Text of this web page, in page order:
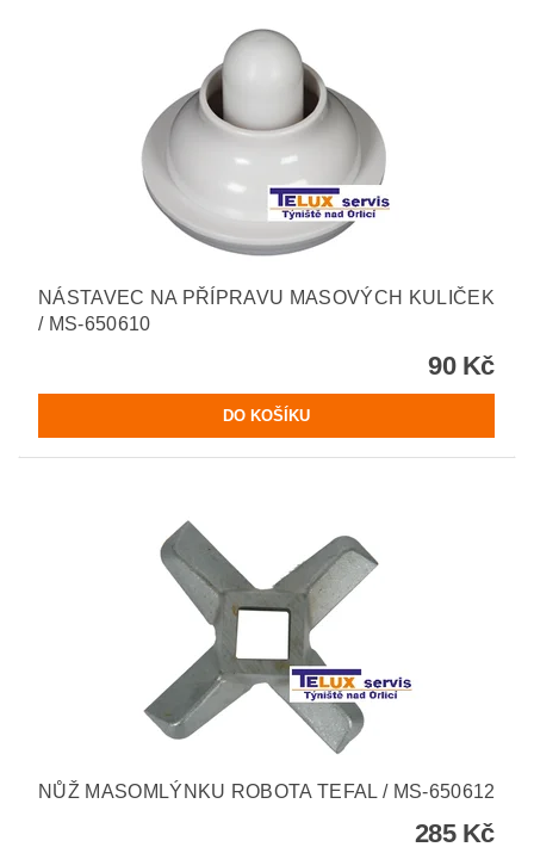
NÁSTAVEC NA PŘÍPRAVU MASOVÝCH KULIČEK
/ MS-650610
90 Kč
NŮŽ MASOMLÝNKU ROBOTA TEFAL / MS-650612
285 Kč